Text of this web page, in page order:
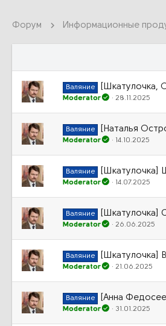
Форум Информационные
Валяние [Шкатулочка,
Moderator 28.11.2025
Валяние [Наталья
Moderator 14.10.2025
Валяние [Шкатулочка]
Moderator 14.07.2025
Валяние [Шкатулочка]
Moderator 26.06.2025
Валяние [Шкатулочка]
Moderator 21.06.2025
Валяние [Анна
Moderator 31.01.2025